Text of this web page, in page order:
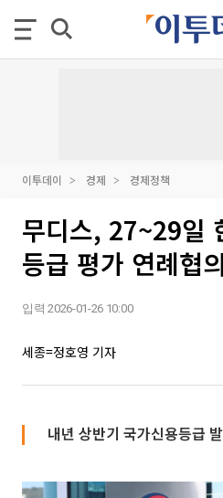
이투데이 경제 경제정책
무디스, 27~29일
등급 평가 연례협의
입력 2026-01-26 10:00
세종=정호영 기자
내년 상반기 국가신용등급